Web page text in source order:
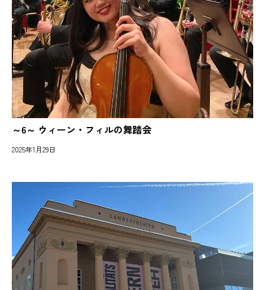
～6～ ウィーン・フィルの舞踏会
2025年1月29日